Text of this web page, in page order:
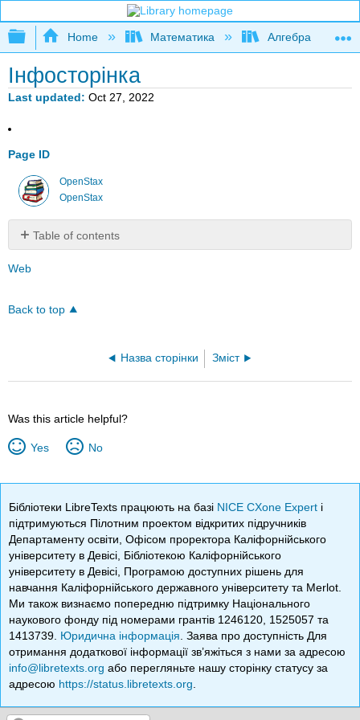
Expand/collapse global hierarchy
Home Математика Алгебра
Інфосторінка
Last updated Oct 27, 2022
Page ID
OpenStax
OpenStax
Table of contents
No
headers
Web
Back to top
Назва сторінки Зміст
Was this article helpful?
Yes No
Бібліотеки LibreTexts працюють на базі NICE CXone Expert і
підтримуються Пілотним проектом відкритих підручників
Департаменту освіти, Офісом проректора Каліфорнійського
університету в Девісі, Бібліотекою Каліфорнійського
університету в Девісі, Програмою доступних рішень для
навчання Каліфорнійського державного університету та Merlot.
Ми також визнаємо попередню підтримку Національного
наукового фонду під номерами грантів 1246120, 1525057 та
1413739. Юридична інформація . Заява про доступність Для
отримання додаткової інформації зв’яжіться з нами за адресою
info@libretexts.org або перегляньте нашу сторінку статусу за
адресою https://status.libretexts.org